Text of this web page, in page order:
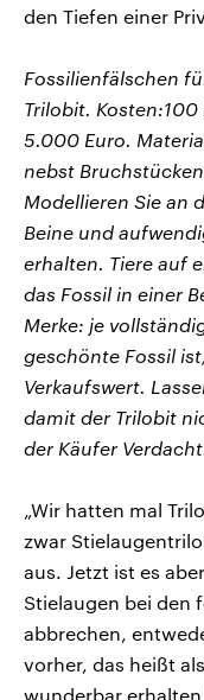
den Tiefen einer
Fossilienfälschen
Trilobit.
5.000 Euro.
nebst
Modellieren Sie an
Beine und
erhalten. Tiere auf
das Fossil in einer
Merke: je
geschönte Fossil
Verkaufswert.
damit der Trilobit
der Käufer
„Wir hatten mal
zwar
aus. Jetzt ist es
Stielaugen bei den
abbrechen,
vorher, das heißt
wunderbar